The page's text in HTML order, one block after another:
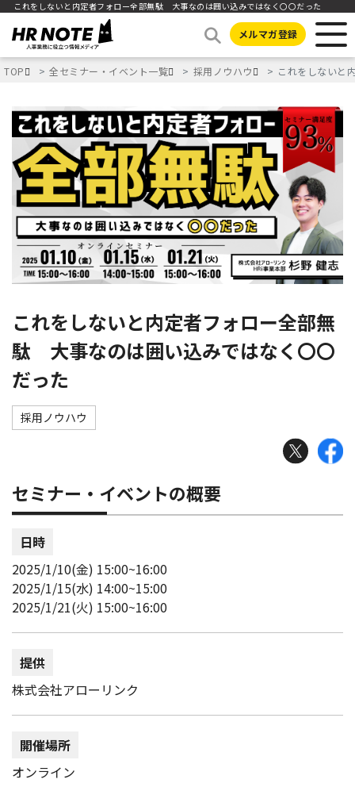
これをしないと内定者フォロー全部無駄 大事なのは囲い込みではなく〇〇だった
メルマガ登録
TOP 全セミナー・イベント一覧 採用ノウハウ これをしないと
これをしないと内定者フォロー全部無
駄 大事なのは囲い込みではなく〇〇
だった
採用ノウハウ
セミナー・イベントの概要
日時
2025/1/10(金) 15:00~16:00
2025/1/15(水) 14:00~15:00
2025/1/21(火) 15:00~16:00
提供
株式会社アローリンク
開催場所
オンライン